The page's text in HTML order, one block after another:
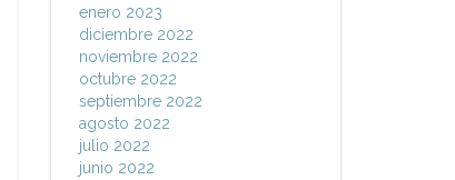
enero 2023
diciembre 2022
noviembre 2022
octubre 2022
septiembre 2022
agosto 2022
julio 2022
junio 2022